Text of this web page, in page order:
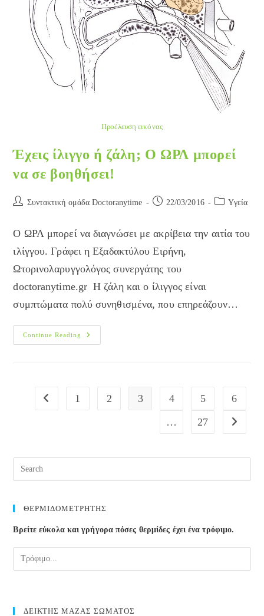
Προέλευση εικόνας
Έχεις ίλιγγο ή ζάλη; Ο ΩΡΛ μπορεί
να σε βοηθήσει!
Post Συντακτική ομάδα Doctoranytime
Post 22/03/2016
PostYγεία
Ο ΩΡΛ μπορεί να διαγνώσει με ακρίβεια την αιτία του
ιλίγγου. Γράφει η Εξαδακτύλου Ειρήνη,
Ωτορινολαρυγγολόγος συνεργάτης του
doctoranytime.gr Η ζάλη και ο ίλιγγος είναι
συμπτώματα πολύ συνηθισμένα, που επηρεάζουν…
Continue Reading
Έχεις
Ίλιγγο
Go to the previous page
1 2 3 4 5
6
…
27 Go to
ΘΕΡΜΙΔΟΜΕΤΡΗΤΗΣ
Βρείτε εύκολα και γρήγορα πόσες θερμίδες έχει ένα τρόφιμο.
ΔΕΙΚΤΗΣ ΜΑΖΑΣ ΣΩΜΑΤΟΣ